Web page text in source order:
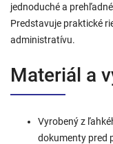
jednoduché a
Predstavuje praktické
administratívu.
Materiál a
Vyrobený z
dokumenty pred